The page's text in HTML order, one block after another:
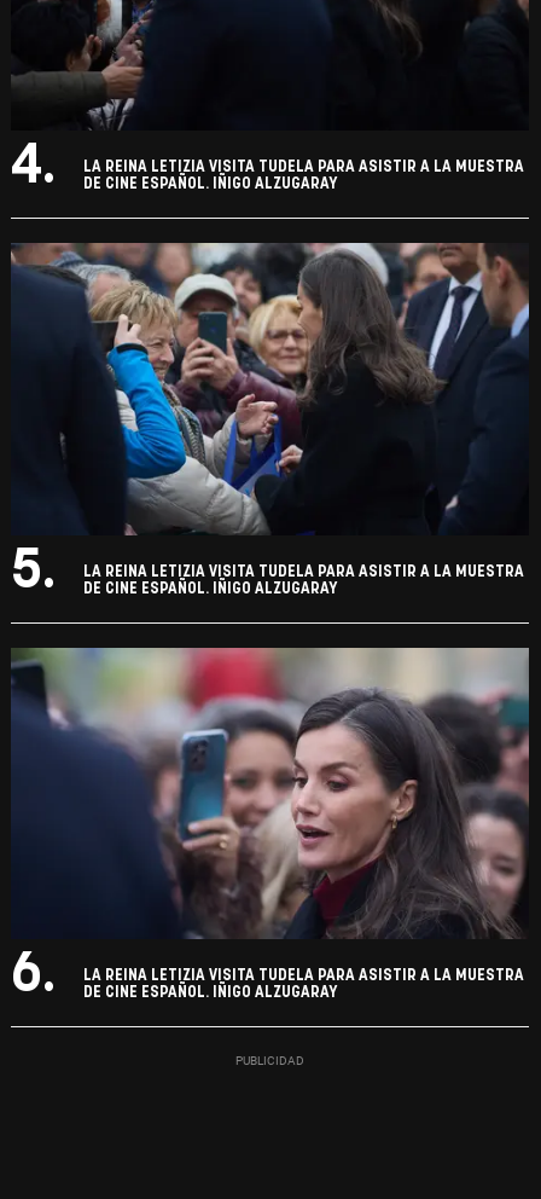
4.
LA REINA LETIZIA VISITA TUDELA PARA ASISTIR A LA MUESTRA
DE CINE ESPAÑOL. IÑIGO ALZUGARAY
5.
LA REINA LETIZIA VISITA TUDELA PARA ASISTIR A LA MUESTRA
DE CINE ESPAÑOL. IÑIGO ALZUGARAY
6.
LA REINA LETIZIA VISITA TUDELA PARA ASISTIR A LA MUESTRA
DE CINE ESPAÑOL. IÑIGO ALZUGARAY